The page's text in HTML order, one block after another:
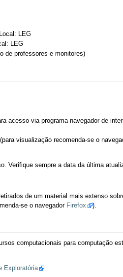
LEG
LEG
de professores e monitores)
acesso via programa navegador de
(para visualização recomenda-se o
Verifique sempre a data da última
de um material mais extenso
se o navegador Firefox ).
computacionais para computação
Exploratória